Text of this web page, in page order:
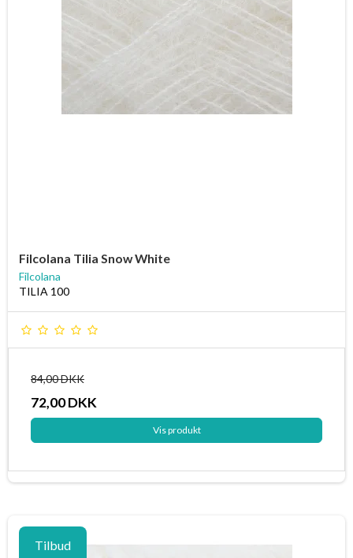
Filcolana Tilia Snow White
Filcolana
TILIA 100
84,00 DKK
72,00 DKK
Vis produkt
Tilbud